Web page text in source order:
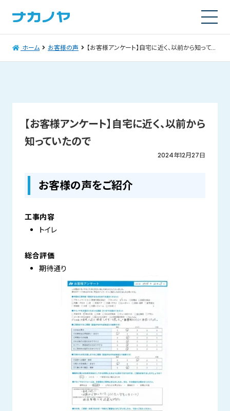
ホーム お客様の声 【お客様アンケート】自宅に近く、以前から知っていたので
【お客様アンケート】自宅に近く、以前から
知っていたので
2024年12月27日
お客様の声をご紹介
工事内容
トイレ
総合評価
期待通り